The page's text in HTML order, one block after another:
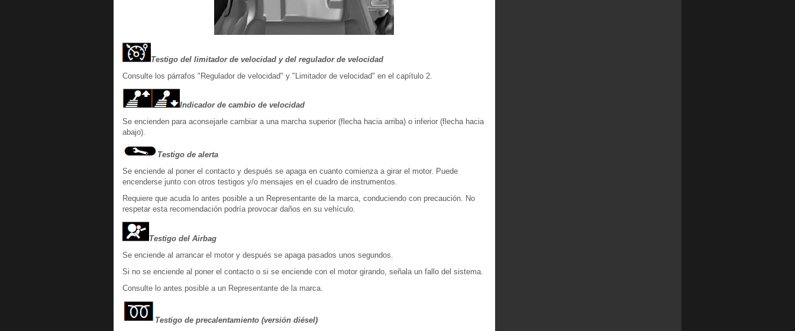
Testigo del limitador de velocidad y del regulador de velocidad
Consulte los párrafos "Regulador de velocidad" y "Limitador de velocidad" en el capítulo 2.
Indicador de cambio de velocidad
Se encienden para aconsejarle cambiar a una marcha superior (flecha hacia arriba) o inferior (flecha hacia
abajo).
Testigo de alerta
Se enciende al poner el contacto y después se apaga en cuanto comienza a girar el motor. Puede
encenderse junto con otros testigos y/o mensajes en el cuadro de instrumentos.
Requiere que acuda lo antes posible a un Representante de la marca, conduciendo con precaución. No
respetar esta recomendación podría provocar daños en su vehículo.
Testigo del Airbag
Se enciende al arrancar el motor y después se apaga pasados unos segundos.
Si no se enciende al poner el contacto o si se enciende con el motor girando, señala un fallo del sistema.
Consulte lo antes posible a un Representante de la marca.
Testigo de precalentamiento (versión diésel)